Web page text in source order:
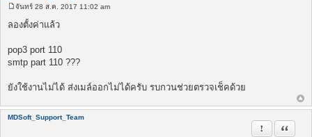
พ
ส
จันทร์ 28 ส.ค. 2017 11:02 am
ลองตั้งค่าแล้ว
pop3 port 110
smtp part 110 ???
ยังใช้งานไม่ได้ ส่งเมล์ออกไม่ได้ครับ รบกวนช่วยตรวจเช็คด้วย
MDSoft_Support_Team
รายงานในข้
อ้างคำ